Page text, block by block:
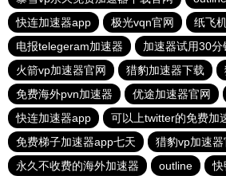
快连加速器app
极光vqn官网
纸飞
电报telegeram加速器
加速器试用30分
火箭vp加速器官网
猎豹加速器下载
免费海外pvn加速器
优途加速器官网
快连加速器app
可以上twitter的免费加
免费梯子加速器app七天
猎豹vp加速器
永久不收费的海外加速器
outline
快